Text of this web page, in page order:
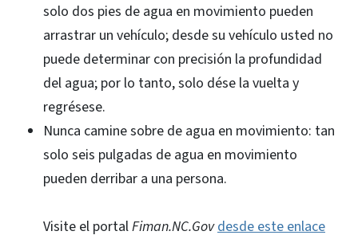
solo dos pies de agua en movimiento pueden
arrastrar un vehículo; desde su vehículo usted no
puede determinar con precisión la profundidad
del agua; por lo tanto, solo dése la vuelta y
regrésese.
Nunca camine sobre de agua en movimiento: tan
solo seis pulgadas de agua en movimiento
pueden derribar a una persona.
Visite el portalFiman.NC.Gov desde este enlace